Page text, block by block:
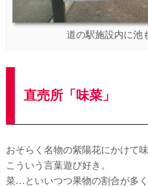
道の駅施設内に池
直売所「味菜」
おそらく名物の紫陽花にかけて
こういう言葉遊び好き。
菜…といいつつ果物の割合が多